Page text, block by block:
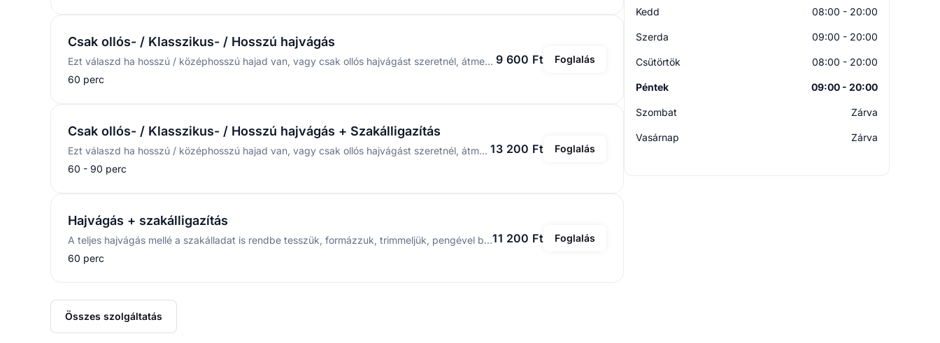
Csak ollós- / Klasszikus- / Hosszú hajvágás
Ezt válaszd ha hosszú / középhosszú hajad van, vagy csak ollós hajvágást szeretnél, átmenet nélkül. Ajándék üdítő, sör vagy whiskey 🍻🥃 🍻🥃
60 perc
9 600 Ft Foglalás
Csak ollós- / Klasszikus- / Hosszú hajvágás + Szakálligazítás
Ezt válaszd ha hosszú / középhosszú hajad van, vagy csak ollós hajvágást szeretnél, átmenet nélkül + Szakálligazítást is kérsz mellé. Ajándék üdítő, sör vagy whiskey 🍻🥃 🍻🥃
60 - 90 perc
13 200 Ft Foglalás
Hajvágás + szakálligazítás
A teljes hajvágás mellé a szakálladat is rendbe tesszük, formázzuk, trimmeljük, pengével borotváljuk, szakállolajjal, after shave-vel zárunk és persze ajándék üdítővel, sörrel, whiskey-vel 🍻🥃
60 perc
11 200 Ft Foglalás
Összes szolgáltatás
Kedd 08:00 - 20:00
Szerda 09:00 - 20:00
Csütörtök 08:00 - 20:00
Péntek 09:00 - 20:00
Szombat Zárva
Vasárnap Zárva